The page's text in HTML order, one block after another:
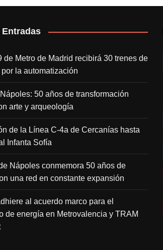
de Metro de Madrid recibirá 30 trenes de
por la automatización
50 años de transformación
arte y arqueología
de la Línea C-4a de Cercanías hasta
Infanta Sofía
Nápoles conmemora 50 años de
una red en constante expansión
al acuerdo marco para el
de energía en Metrovalencia y TRAM